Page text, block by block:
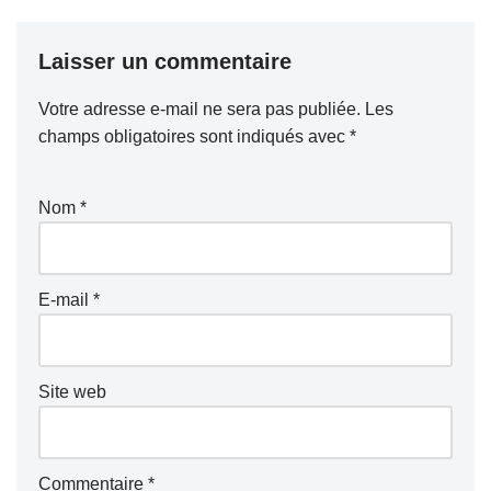
Laisser un commentaire
Votre adresse e-mail ne sera pas publiée. Les
champs obligatoires sont indiqués avec *
Nom *
E-mail *
Site web
Commentaire *